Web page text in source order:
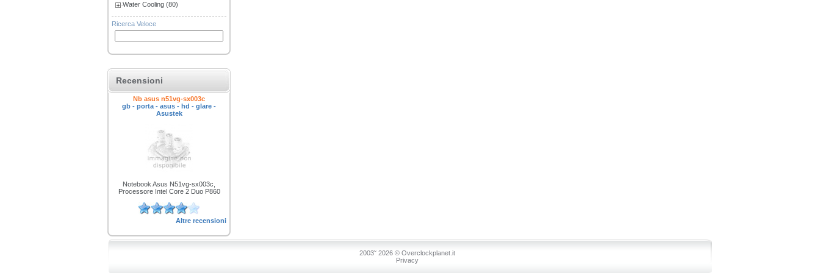
Water Cooling (80)
Ricerca Veloce
Recensioni
Nb asus n51vg-sx003c
gb - porta - asus - hd - glare -
Asustek
Notebook Asus N51vg-sx003c,
Processore Intel Core 2 Duo P860
Altre recensioni
2003˜ 2026 © Overclockplanet.it
Privacy